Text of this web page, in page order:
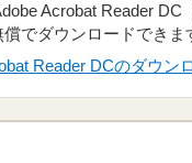
Acrobat Reader DC
でダウンロードできま
Reader DCのダウン